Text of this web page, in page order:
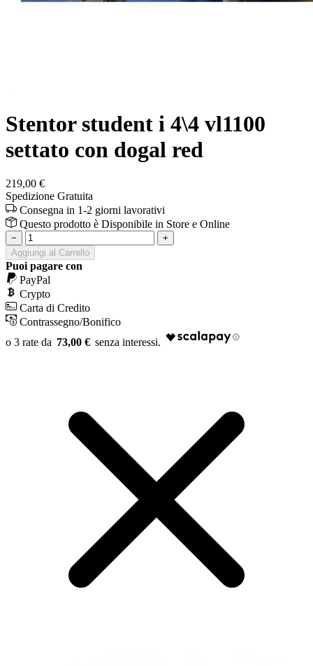
Stentor student i 4\4 vl1100
settato con dogal red
219,00 €
Spedizione Gratuita
Consegna in 1-2 giorni lavorativi
Questo prodotto è Disponibile in Store e Online
−
+
Aggiungi al Carrello
Puoi pagare con
PayPal
Crypto
Carta di Credito
Contrassegno/Bonifico
73,00 €